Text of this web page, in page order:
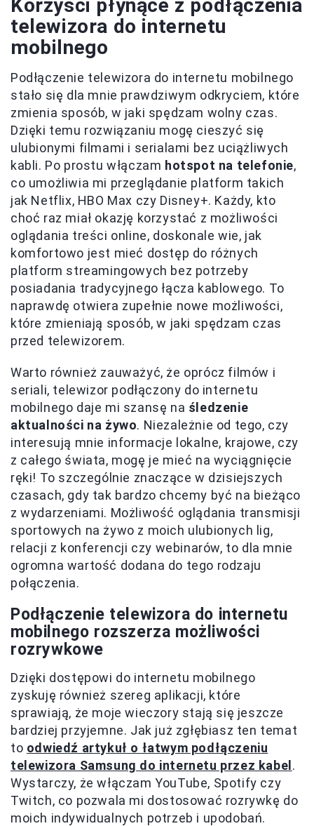
Korzyści płynące z podłączenia
telewizora do internetu
mobilnego
Podłączenie telewizora do internetu mobilnego
stało się dla mnie prawdziwym odkryciem, które
zmienia sposób, w jaki spędzam wolny czas.
Dzięki temu rozwiązaniu mogę cieszyć się
ulubionymi filmami i serialami bez uciążliwych
kabli. Po prostu włączam hotspot na telefonie,
co umożliwia mi przeglądanie platform takich
jak Netflix, HBO Max czy Disney+. Każdy, kto
choć raz miał okazję korzystać z możliwości
oglądania treści online, doskonale wie, jak
komfortowo jest mieć dostęp do różnych
platform streamingowych bez potrzeby
posiadania tradycyjnego łącza kablowego. To
naprawdę otwiera zupełnie nowe możliwości,
które zmieniają sposób, w jaki spędzam czas
przed telewizorem.
Warto również zauważyć, że oprócz filmów i
seriali, telewizor podłączony do internetu
mobilnego daje mi szansę na śledzenie
aktualności na żywo. Niezależnie od tego, czy
interesują mnie informacje lokalne, krajowe, czy
z całego świata, mogę je mieć na wyciągnięcie
ręki! To szczególnie znaczące w dzisiejszych
czasach, gdy tak bardzo chcemy być na bieżąco
z wydarzeniami. Możliwość oglądania transmisji
sportowych na żywo z moich ulubionych lig,
relacji z konferencji czy webinarów, to dla mnie
ogromna wartość dodana do tego rodzaju
połączenia.
Podłączenie telewizora do internetu
mobilnego rozszerza możliwości
rozrywkowe
Dzięki dostępowi do internetu mobilnego
zyskuję również szereg aplikacji, które
sprawiają, że moje wieczory stają się jeszcze
bardziej przyjemne. Jak już zgłębiasz ten temat
to odwiedź artykuł o łatwym podłączeniu
telewizora Samsung do internetu przez kabel .
Wystarczy, że włączam YouTube, Spotify czy
Twitch, co pozwala mi dostosować rozrywkę do
moich indywidualnych potrzeb i upodobań.